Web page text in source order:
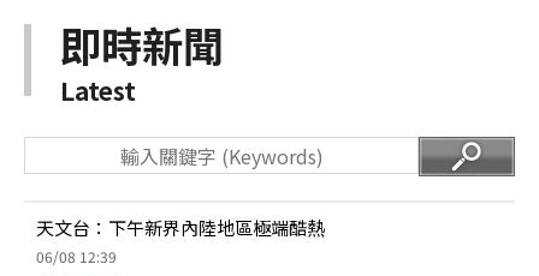
即時新聞
Latest
天文台：下午新界內陸地區極端酷熱
06/08 12:39